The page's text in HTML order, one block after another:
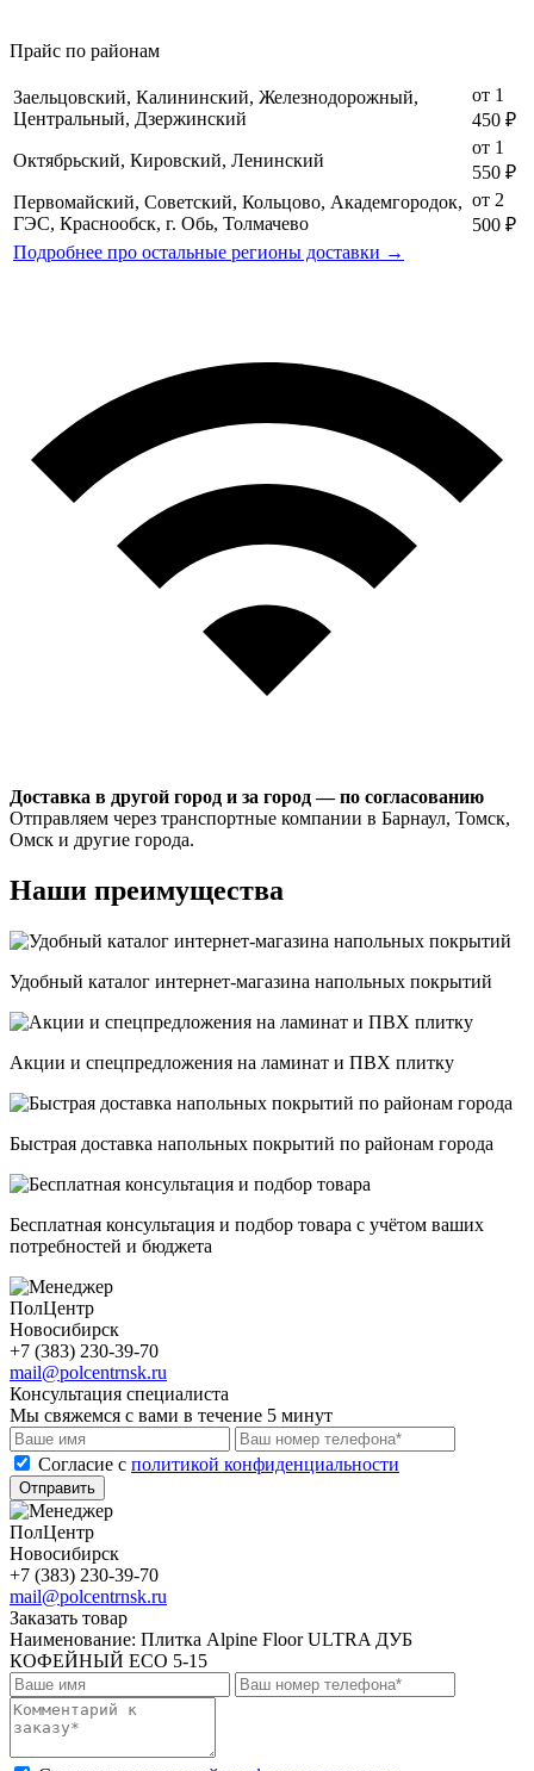
Прайс по районам
Заельцовский, Калининский, Железнодорожный,
Центральный, Дзержинский
от 1
450 ₽
Октябрьский, Кировский, Ленинский
от 1
550 ₽
Первомайский, Советский, Кольцово, Академгородок,
ГЭС, Краснообск, г. Обь, Толмачево
от 2
500 ₽
Подробнее про остальные регионы доставки →
Доставка в другой город и за город — по согласованию
Отправляем через транспортные компании в Барнаул, Томск,
Омск и другие города.
Наши преимущества
Удобный каталог интернет-магазина напольных покрытий
Акции и спецпредложения на ламинат и ПВХ плитку
Быстрая доставка напольных покрытий по районам города
Бесплатная консультация и подбор товара с учётом ваших
потребностей и бюджета
ПолЦентр
Новосибирск
+7 (383) 230-39-70
mail@polcentrnsk.ru
Консультация специалиста
Мы свяжемся с вами в течение 5 минут
Cогласие с политикой конфиденциальности
Отправить
ПолЦентр
Новосибирск
+7 (383) 230-39-70
mail@polcentrnsk.ru
Заказать товар
Наименование: Плитка Alpine Floor ULTRA ДУБ
КОФЕЙНЫЙ ECO 5-15